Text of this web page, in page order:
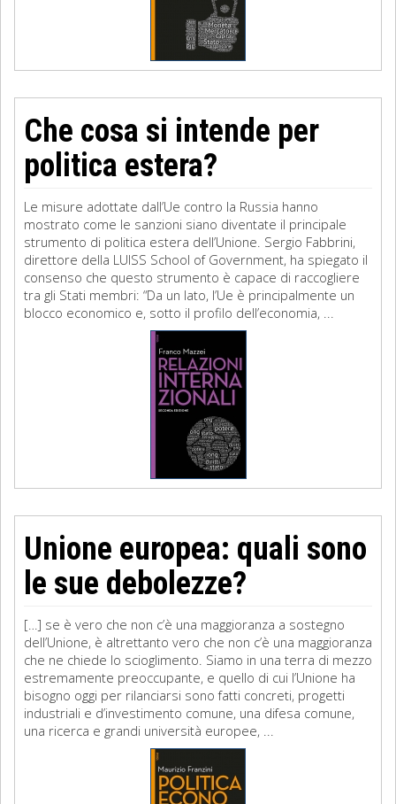
Che cosa si intende per
politica estera?
Le misure adottate dall’Ue contro la Russia hanno
mostrato come le sanzioni siano diventate il principale
strumento di politica estera dell’Unione. Sergio Fabbrini,
direttore della LUISS School of Government, ha spiegato il
consenso che questo strumento è capace di raccogliere
tra gli Stati membri: “Da un lato, l’Ue è principalmente un
blocco economico e, sotto il profilo dell’economia, ...
Unione europea: quali sono
le sue debolezze?
[…] se è vero che non c’è una maggioranza a sostegno
dell’Unione, è altrettanto vero che non c’è una maggioranza
che ne chiede lo scioglimento. Siamo in una terra di mezzo
estremamente preoccupante, e quello di cui l’Unione ha
bisogno oggi per rilanciarsi sono fatti concreti, progetti
industriali e d’investimento comune, una difesa comune,
una ricerca e grandi università europee, ...